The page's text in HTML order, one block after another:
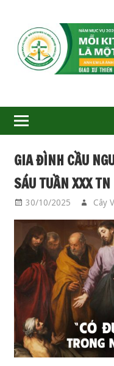
GIA ĐÌNH CẦU
SÁU TUẦN XXX TN
30/10/2025 Cây